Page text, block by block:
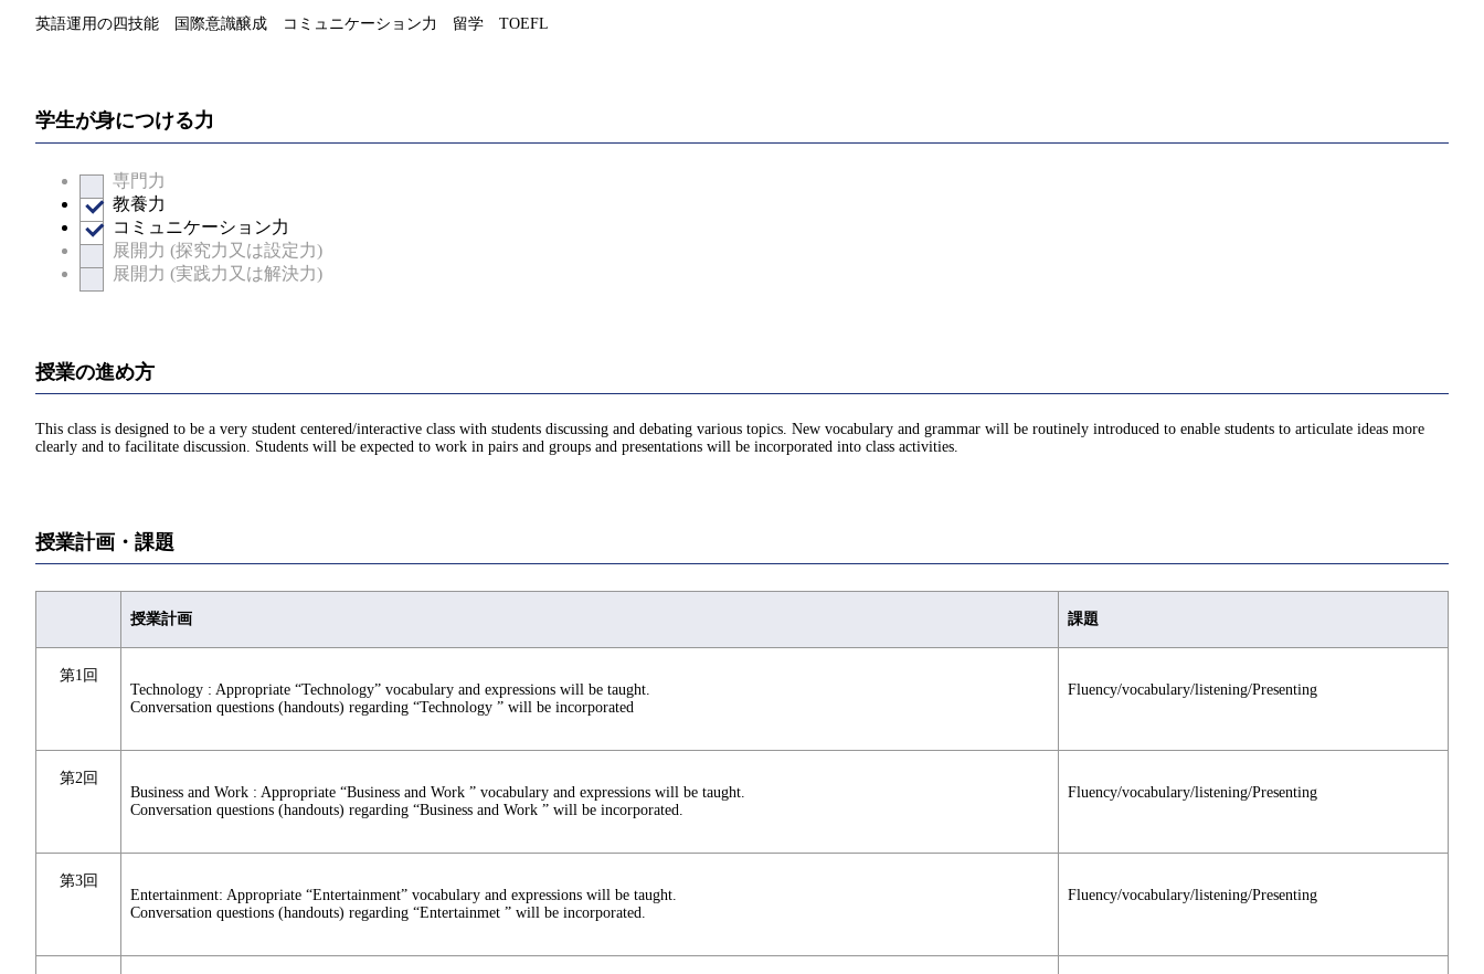
英語運用の四技能 国際意識醸成 コミュニケーション力 留学 TOEFL
学生が身につける力
専門力
教養力
コミュニケーション力
展開力 (探究力又は設定力)
展開力 (実践力又は解決力)
授業の進め方
This class is designed to be a very student centered/interactive class with students discussing and debating various topics. New vocabulary and grammar will be routinely introduced to enable students to articulate ideas more
clearly and to facilitate discussion. Students will be expected to work in pairs and groups and presentations will be incorporated into class activities.
授業計画・課題
授業計画 課題
第1回
Technology : Appropriate “Technology” vocabulary and expressions will be taught.
Conversation questions (handouts) regarding “Technology ” will be incorporated
Fluency/vocabulary/listening/Presenting
第2回
Business and Work : Appropriate “Business and Work ” vocabulary and expressions will be taught.
Conversation questions (handouts) regarding “Business and Work ” will be incorporated.
Fluency/vocabulary/listening/Presenting
第3回
Entertainment: Appropriate “Entertainment” vocabulary and expressions will be taught.
Conversation questions (handouts) regarding “Entertainmet ” will be incorporated.
Fluency/vocabulary/listening/Presenting